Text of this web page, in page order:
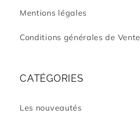
Mentions légales
Conditions générales de Vente
CATÉGORIES
Les nouveautés